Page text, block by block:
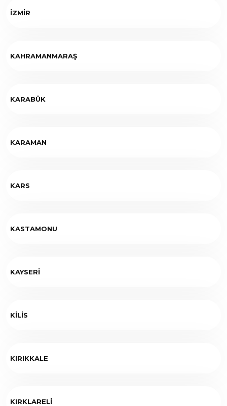
İZMİR
KAHRAMANMARAŞ
KARABÜK
KARAMAN
KARS
KASTAMONU
KAYSERİ
KİLİS
KIRIKKALE
KIRKLARELİ